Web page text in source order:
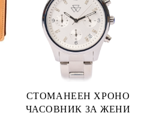
СТОМАНЕЕН ХРОНО
ЧАСОВНИК ЗА ЖЕНИ